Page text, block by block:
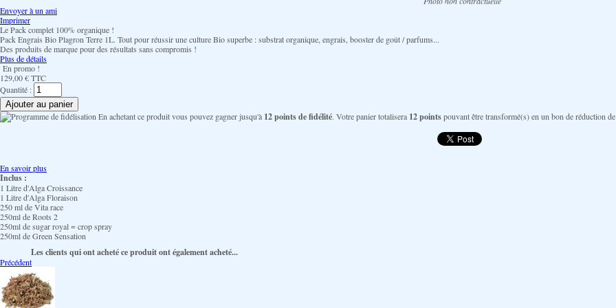
Envoyer à un ami
Imprimer
Le Pack complet 100% organique !
Pack Engrais Bio Plagron Terre 1L. Tout pour réussir une culture Bio superbe : substrat organique, engrais, booster de goût / parfums...
Des produits de marque pour des résultats sans compromis !
Plus de détails
En promo !
129,00 €TTC
Quantité :
En achetant ce produit vous pouvez gagner jusqu'à 12points de fidélité. Votre panier totalisera 12pointspouvant être transformé(s) en un bon de réduction de
En savoir plus
Inclus :
1 Litre d'Alga Croissance
1 Litre d'Alga Floraison
250 ml de Vita race
250ml de Roots 2
250ml de sugar royal = crop spray
250ml de Green Sensation
Les clients qui ont acheté ce produit ont également acheté...
Précédent